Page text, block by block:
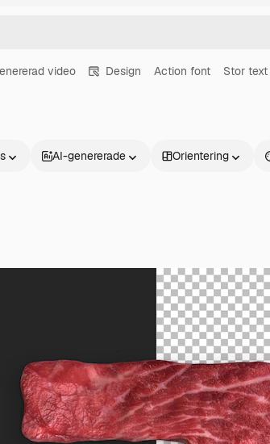
video Design Action font Stor text
AI-genererade Orientering
för att förverkliga
Mer än 1 miljon
kreatörer, företag,
Produkter
Spaces
AI-assistent
AI-bildgenerator
AI-videogenerator